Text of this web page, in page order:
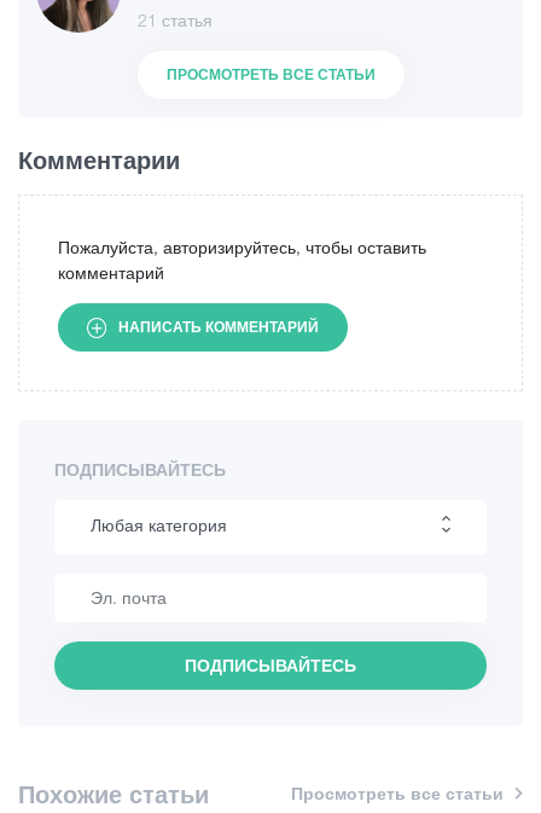
ПОДПИСЫВАЙТЕСЬ
Любая категория
Интересные места
Кулинария
Шопинг
ПОДПИСЫВАЙТЕСЬ
21 статья
ПРОСМОТРЕТЬ ВСЕ СТАТЬИ
Комментарии
Пожалуйста, авторизируйтесь, чтобы оставить
комментарий
НАПИСАТЬ КОММЕНТАРИЙ
Похожие статьи Просмотреть все статьи